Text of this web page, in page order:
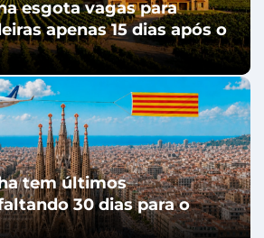
esgota vagas para
apenas 15 dias após o
tem últimos
30 dias para o